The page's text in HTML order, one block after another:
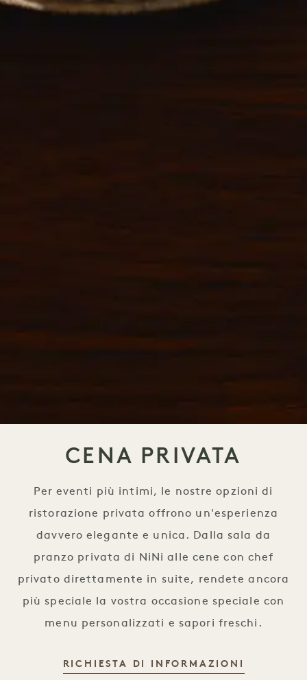
CENA PRIVATA
Per eventi più intimi, le nostre opzioni di
ristorazione privata offrono un'esperienza
davvero elegante e unica. Dalla sala da
pranzo privata di NiNi alle cene con chef
privato direttamente in suite, rendete ancora
più speciale la vostra occasione speciale con
menu personalizzati e sapori freschi.
RICHIESTA DI INFORMAZIONI